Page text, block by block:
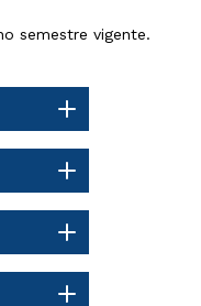
semestre vigente.